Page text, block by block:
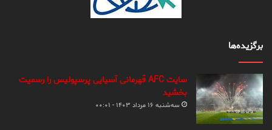
برگزیده‌ها
سایت AFC قهرمانی آسیایی پرسپولیس را رسمیت
بخشید
سه‌شنبه ۱۶ مرداد ۱۴۰۳ - ۰۰:۰۱